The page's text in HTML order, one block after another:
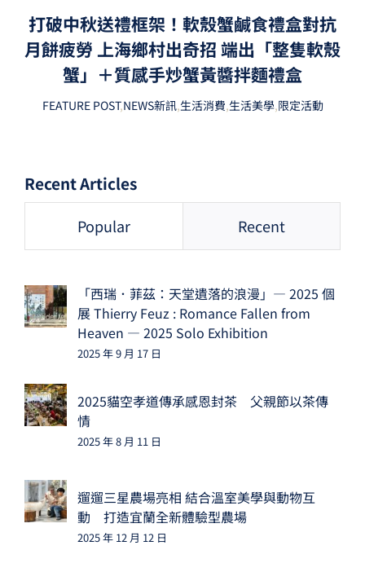
打破中秋送禮框架！軟殼蟹鹹食禮盒對抗
月餅疲勞 上海鄉村出奇招 端出「整隻軟殼
蟹」＋質感手炒蟹黃醬拌麵禮盒
FEATURE POST,NEWS新訊,生活消費,生活美學,限定活動
Recent Articles
Popular Recent
「西瑞．菲茲：天堂遺落的浪漫」— 2025 個
展 Thierry Feuz : Romance Fallen from
Heaven — 2025 Solo Exhibition
2025 年 9 月 17 日
2025貓空孝道傳承感恩封茶 父親節以茶傳
情
2025 年 8 月 11 日
遛遛三星農場亮相 結合溫室美學與動物互
動 打造宜蘭全新體驗型農場
2025 年 12 月 12 日